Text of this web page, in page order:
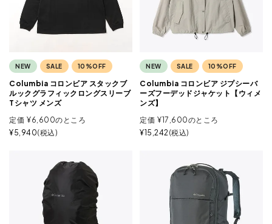
NEW SALE 10%OFF
Columbia コロンビア スタックブ
ルックグラフィックロングスリーブ
Tシャツ メンズ
定価 ¥6,600のところ
¥5,940 税込
NEW SALE 10%OFF
Columbia コロンビア ジプシーバ
ーズフーデッドジャケット【ウィメ
ンズ】
定価 ¥17,600のところ
¥15,242 税込